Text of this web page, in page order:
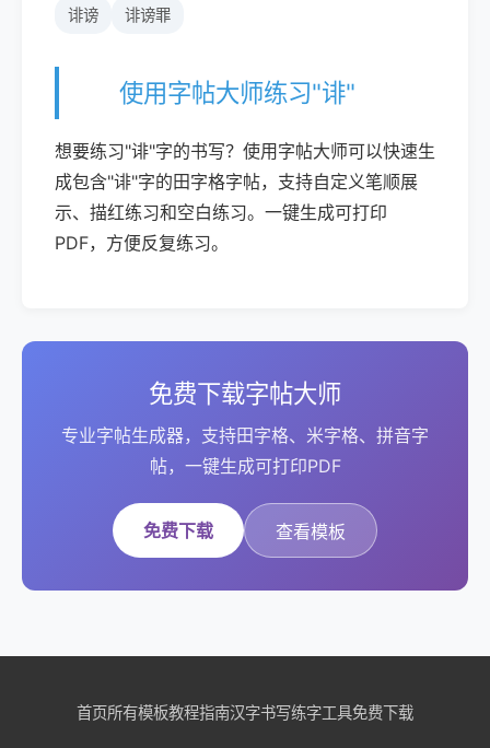
诽谤 诽谤罪
使用字帖大师练习"诽"
想要练习"诽"字的书写？使用字帖大师可以快速生
成包含"诽"字的田字格字帖，支持自定义笔顺展
示、描红练习和空白练习。一键生成可打印
PDF，方便反复练习。
免费下载字帖大师
专业字帖生成器，支持田字格、米字格、拼音字
帖，一键生成可打印PDF
免费下载 查看模板
首页所有模板教程指南汉字书写练字工具免费下载